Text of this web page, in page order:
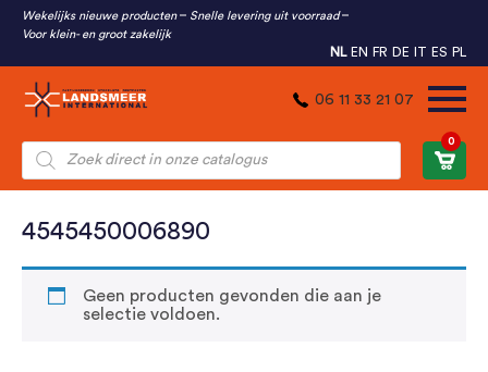
Wekelijks nieuwe producten
Snelle levering uit voorraad
Voor klein- en groot zakelijk
NL EN FR DE IT ES PL
06 11 33 21 07
Producten
zoeken
0
4545450006890
Geen producten gevonden die aan je
selectie voldoen.